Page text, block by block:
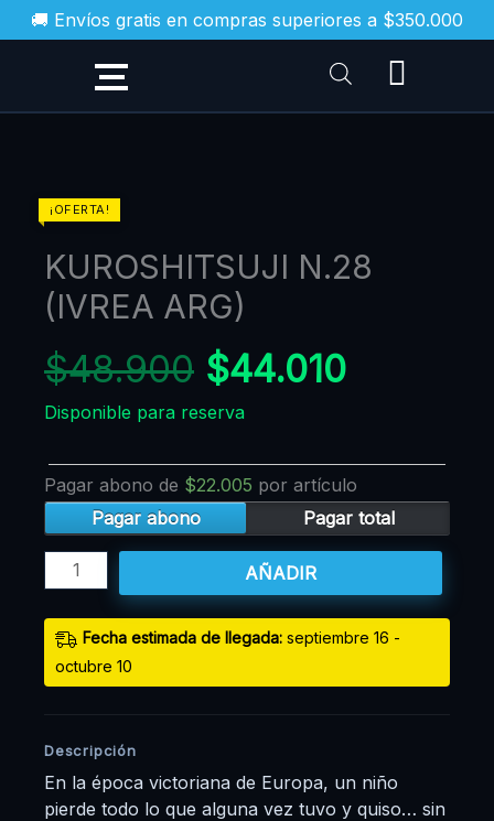
🚚 Envíos gratis en compras superiores a $350.000
al
¡OFERTA!
KUROSHITSUJI N.28
(IVREA ARG)
$48.900
original
era:
$48.900.
$44.010
actual
Disponible para reserva
Pagar abono de $22.005 por artículo
Pagar abono
Pagar total
KUROSHITSUJI
N.28
(IVREA
ARG)
cantidad
AÑADIR
Fecha estimada de llegada: septiembre 16 -
octubre 10
Descripción
En la época victoriana de Europa, un niño
pierde todo lo que alguna vez tuvo y quiso… sin